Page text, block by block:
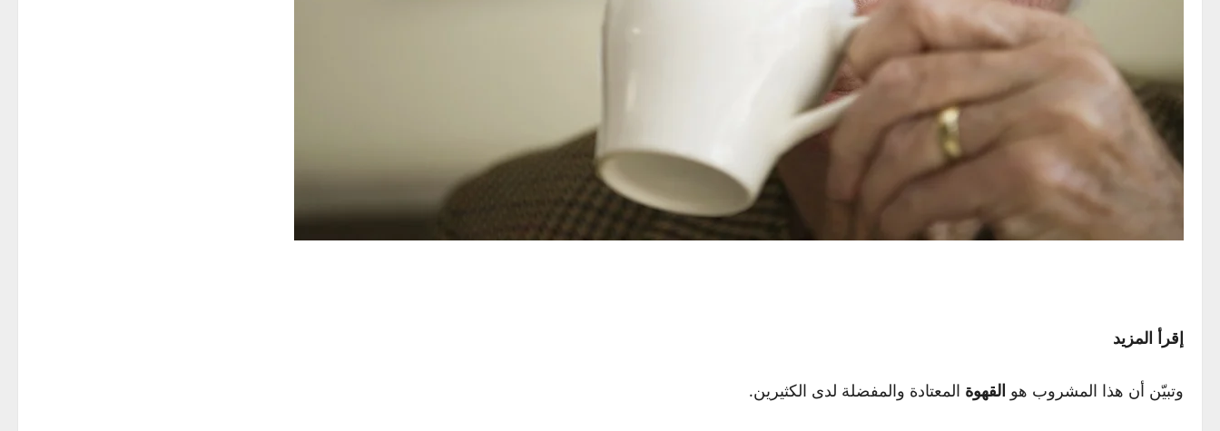
إقرأ المزيد
وتبيّن أن هذا المشروب هو القهوة المعتادة والمفضلة لدى الكثيرين.